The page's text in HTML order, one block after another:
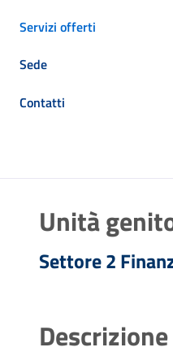
Servizi offerti
Sede
Contatti
Unità
Settore 2
Descrizione